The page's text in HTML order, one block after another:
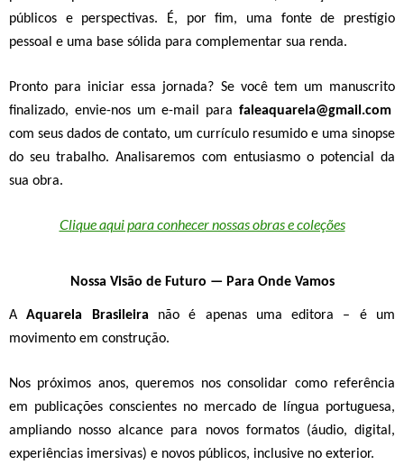
públicos e perspectivas. É, por fim, uma fonte de prestígio
pessoal e uma base sólida para complementar sua renda.
Pronto para iniciar essa jornada? Se você tem um manuscrito
finalizado, envie-nos um e-mail para faleaquarela@gmail.com
com seus dados de contato, um currículo resumido e uma sinopse
do seu trabalho.Analisaremos com entusiasmo o potencial da
sua obra.
Clique aqui para conhecer nossas obras e coleções
Nossa Visão de Futuro — Para Onde Vamos
AAquarela Brasileira não é apenas uma editora – é um
movimento em construção.
Nos próximos anos, queremos nos consolidar como referência
em publicações conscientes no mercado de língua portuguesa,
ampliando nosso alcance para novos formatos (áudio, digital,
experiências imersivas) e novos públicos, inclusive no exterior.